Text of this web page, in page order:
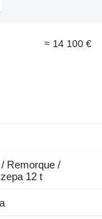
≈ 14 100 €
Remorque /
12 t